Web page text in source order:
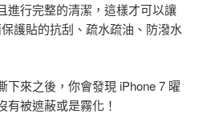
進行完整的清潔，這樣才可以讓
護貼的抗刮、疏水疏油、防潑水
下來之後，你會發現 iPhone 7 曜
有被遮蔽或是霧化！